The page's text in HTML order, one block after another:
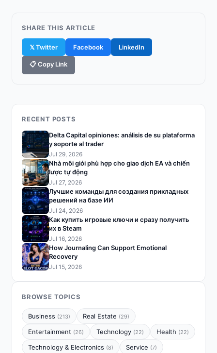
SHARE THIS ARTICLE
𝕏 Twitter Facebook LinkedIn
📋 Copy Link
RECENT POSTS
Delta Capital opiniones: análisis de su plataforma
y soporte al trader
Jul 29, 2026
Nhà môi giới phù hợp cho giao dịch EA và chiến
lược tự động
Jul 27, 2026
Лучшие команды для создания прикладных
решений на базе ИИ
Jul 24, 2026
Как купить игровые ключи и сразу получить
их в Steam
Jul 16, 2026
How Journaling Can Support Emotional
Recovery
Jul 15, 2026
BROWSE TOPICS
Business (213) Real Estate (29)
Entertainment (26) Technology (22) Health (22)
Technology & Electronics (8) Service (7)